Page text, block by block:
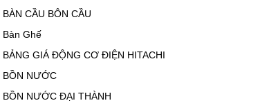
BÀN CẦU BÔN CẦU
Bàn Ghế
BẢNG GIÁ ĐỘNG CƠ ĐIỆN HITACHI
BỒN NƯỚC
BỒN NƯỚC ĐẠI THÀNH